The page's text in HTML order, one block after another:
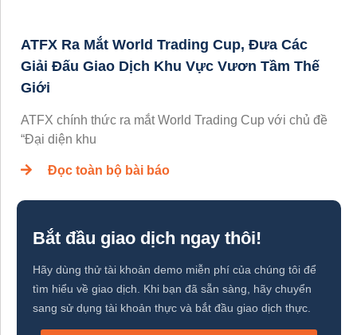
ATFX Ra Mắt World Trading Cup, Đưa Các
Giải Đấu Giao Dịch Khu Vực Vươn Tầm Thế
Giới
ATFX chính thức ra mắt World Trading Cup với chủ đề
“Đại diện khu
Đọc toàn bộ bài báo
Bắt đầu giao dịch ngay thôi!
Hãy dùng thử tài khoản demo miễn phí của chúng tôi để
tìm hiểu về giao dịch. Khi bạn đã sẵn sàng, hãy chuyển
sang sử dụng tài khoản thực và bắt đầu giao dịch thực.